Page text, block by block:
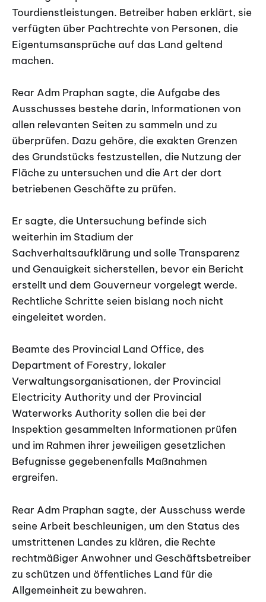
Tourdienstleistungen. Betreiber haben erklärt, sie
verfügten über Pachtrechte von Personen, die
Eigentumsansprüche auf das Land geltend
machen.
Rear Adm Praphan sagte, die Aufgabe des
Ausschusses bestehe darin, Informationen von
allen relevanten Seiten zu sammeln und zu
überprüfen. Dazu gehöre, die exakten Grenzen
des Grundstücks festzustellen, die Nutzung der
Fläche zu untersuchen und die Art der dort
betriebenen Geschäfte zu prüfen.
Er sagte, die Untersuchung befinde sich
weiterhin im Stadium der
Sachverhaltsaufklärung und solle Transparenz
und Genauigkeit sicherstellen, bevor ein Bericht
erstellt und dem Gouverneur vorgelegt werde.
Rechtliche Schritte seien bislang noch nicht
eingeleitet worden.
Beamte des Provincial Land Office, des
Department of Forestry, lokaler
Verwaltungsorganisationen, der Provincial
Electricity Authority und der Provincial
Waterworks Authority sollen die bei der
Inspektion gesammelten Informationen prüfen
und im Rahmen ihrer jeweiligen gesetzlichen
Befugnisse gegebenenfalls Maßnahmen
ergreifen.
Rear Adm Praphan sagte, der Ausschuss werde
seine Arbeit beschleunigen, um den Status des
umstrittenen Landes zu klären, die Rechte
rechtmäßiger Anwohner und Geschäftsbetreiber
zu schützen und öffentliches Land für die
Allgemeinheit zu bewahren.